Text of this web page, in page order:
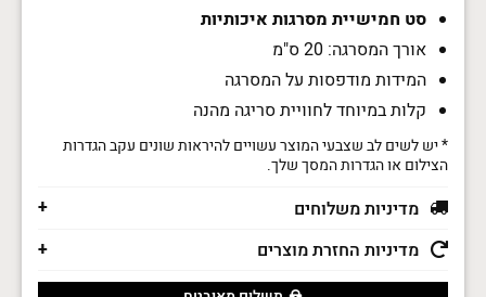
צידיות
אדי
סוקס
ADDI
Socks
סט חמישיית מסרגות איכותיות
אורך המסרגה: 20 ס"מ
המידות מודפסות על המסרגה
קלות במיוחד לחוויית סריגה מהנה
* יש לשים לב שצבעי המוצר עשויים להיראות שונים עקב הגדרות
הצילום או הגדרות המסך שלך.
מדיניות משלוחים
מדיניות החזרת מוצרים